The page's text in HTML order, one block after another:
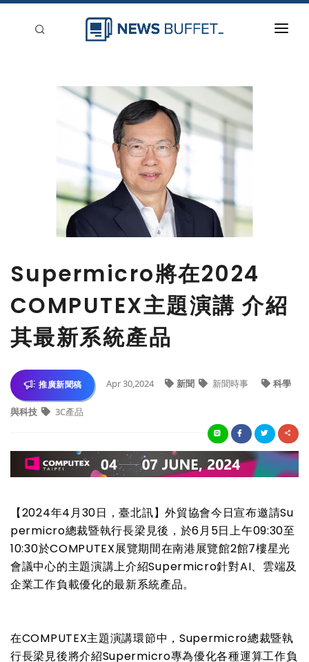
新聞稿分類
Supermicro將在2024
COMPUTEX主題演講 介紹
其最新系統產品
推廣新聞稿 Apr 30,2024 新聞 新聞時事 科學
與科技 3C產品
【2024年4月30日，臺北訊】外貿協會今日宣布邀請Su
permicro總裁暨執行長梁見後，於6月 5日上午09:30至
10:30於COMPUTEX展覽期間在南港展覽館2館7樓星光
會議中心的主題演講上介紹Supermicro針對AI、雲端及
企業工作負載優化的最新系統產品。
在COMPUTEX主題演講環節中， Supermicro總裁暨執
行長梁見後將介紹Supermicro專為優化各種運算工作負